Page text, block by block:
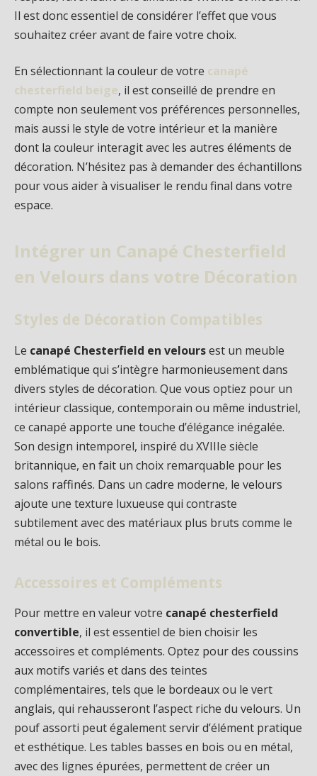
Il est donc essentiel de considérer l’effet que vous
souhaitez créer avant de faire votre choix.
En sélectionnant la couleur de votre canapé
chesterfield beige, il est conseillé de prendre en
compte non seulement vos préférences personnelles,
mais aussi le style de votre intérieur et la manière
dont la couleur interagit avec les autres éléments de
décoration. N’hésitez pas à demander des échantillons
pour vous aider à visualiser le rendu final dans votre
espace.
Intégrer un Canapé Chesterfield
en Velours dans votre Décoration
Styles de Décoration Compatibles
Le canapé Chesterfield en veloursest un meuble
emblématique qui s’intègre harmonieusement dans
divers styles de décoration. Que vous optiez pour un
intérieur classique, contemporain ou même industriel,
ce canapé apporte une touche d’élégance inégalée.
Son design intemporel, inspiré du XVIIIe siècle
britannique, en fait un choix remarquable pour les
salons raffinés. Dans un cadre moderne, le velours
ajoute une texture luxueuse qui contraste
subtilement avec des matériaux plus bruts comme le
métal ou le bois.
Accessoires et Compléments
Pour mettre en valeur votre canapé chesterfield
convertible, il est essentiel de bien choisir les
accessoires et compléments. Optez pour des coussins
aux motifs variés et dans des teintes
complémentaires, tels que le bordeaux ou le vert
anglais, qui rehausseront l’aspect riche du velours. Un
pouf assorti peut également servir d’élément pratique
et esthétique. Les tables basses en bois ou en métal,
avec des lignes épurées, permettent de créer un